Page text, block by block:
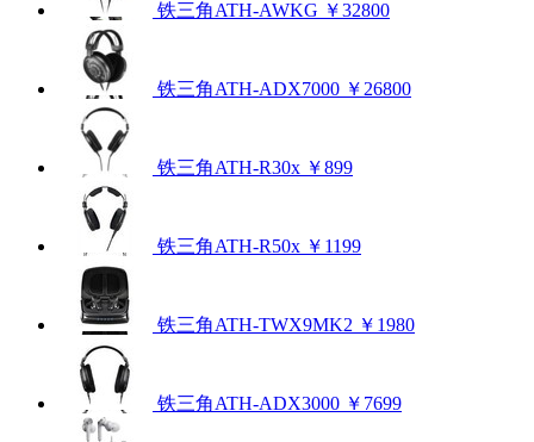
铁三角ATH-AWKG ￥32800
铁三角ATH-ADX7000 ￥26800
铁三角ATH-R30x ￥899
铁三角ATH-R50x ￥1199
铁三角ATH-TWX9MK2 ￥1980
铁三角ATH-ADX3000 ￥7699